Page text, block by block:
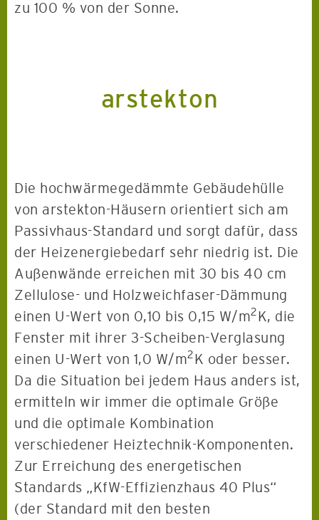
zu 100 % von der Sonne.
arstekton
Die hochwärmegedämmte Gebäudehülle
von arstekton-Häusern orientiert sich am
Passivhaus-Standard und sorgt dafür, dass
der Heizenergiebedarf sehr niedrig ist. Die
Außenwände erreichen mit 30 bis 40 cm
Zellulose- und Holzweichfaser-Dämmung
einen U-Wert von 0,10 bis 0,15 W/m2 K, die
Fenster mit ihrer 3-Scheiben-Verglasung
einen U-Wert von 1,0 W/m2 K oder besser.
Da die Situation bei jedem Haus anders ist,
ermitteln wir immer die optimale Größe
und die optimale Kombination
verschiedener Heiztechnik-Komponenten.
Zur Erreichung des energetischen
Standards „KfW-Effizienzhaus 40 Plus“
(der Standard mit den besten